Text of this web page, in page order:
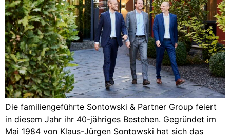
Die familiengeführte Sontowski & Partner Group feiert
in diesem Jahr ihr 40-jähriges Bestehen. Gegründet im
Mai 1984 von Klaus-Jürgen Sontowski hat sich das